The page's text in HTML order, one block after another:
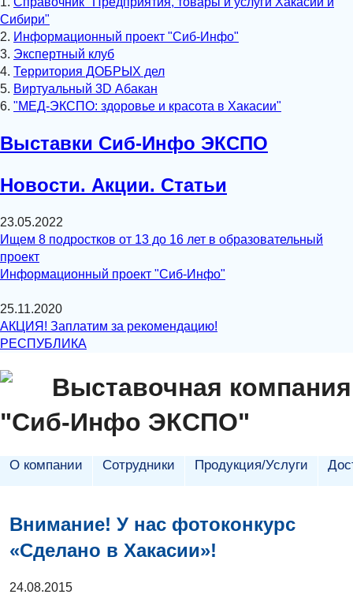
Сибири"
2. Информационный проект "Сиб-Инфо"
3. Экспертный клуб
4. Территория ДОБРЫХ дел
5. Виртуальный 3D Абакан
6. "МЕД-ЭКСПО: здоровье и красота в Хакасии"
Выставки Сиб-Инфо ЭКСПО
Новости. Акции. Статьи
23.05.2022
Ищем 8 подростков от 13 до 16 лет в образовательный
проект
Информационный проект "Сиб-Инфо"
25.11.2020
АКЦИЯ! Заплатим за рекомендацию!
РЕСПУБЛИКА
Выставочная компания
"Сиб-Инфо ЭКСПО"
О компании Сотрудники Продукция/Услуги
Внимание! У нас фотоконкурс
«Сделано в Хакасии»!
24.08.2015